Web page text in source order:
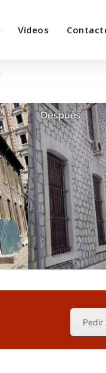
Vídeos
Pedir